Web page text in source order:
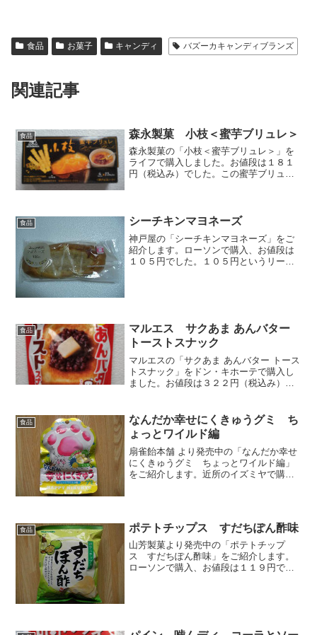
食品 お菓子 キャンディ バズーカキャンディブランズ
関連記事
食品 森永製菓 小枝＜蜜芋ブリュレ＞
森永製菓の「小枝＜蜜芋ブリュレ＞」を
ライフで購入しました。お値段は１８１
円（税込み）でした。この蜜芋ブリュレ
っています。安納芋の甘...
食品 シーチキンマヨネーズ
神戸屋の「シーチキンマヨネーズ」をご
紹介します。ローソンで購入、お値段は
１０５円でした。１０５円というリーズ
食品
マルエス サクあま あんバター
トーストスナック
マルエスの「サクあま あんバター トース
トスナック」をドン・キホーテで購入し
ました。お値段は３２２円（税込み）で
れていました。１冷やしてサクサク、２
温めてフワフワ、３そ...
食品
なんだか幸せにくきゅうグミ ち
ょっとワイルド編
扇雀飴本舗 より発売中の「なんだか幸せ
にくきゅうグミ ちょっとワイルド編」
をご紹介します。近所のイズミヤで購
食品 ポテトチップス すだちぽん酢味
山芳製菓より発売中の「ポテトチップ
ス すだちぽん酢味」をご紹介します。
ローソンで購入、お値段は１１９円でし